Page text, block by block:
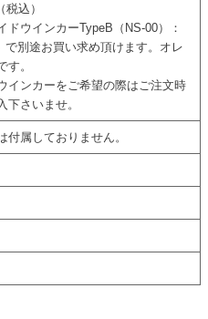
込）
ドウインカーTypeB（NS-00）：
で別途お買い求め頂けます。オレ
す。
インカーをご希望の際はご注文時
下さいませ。
付属しておりません。